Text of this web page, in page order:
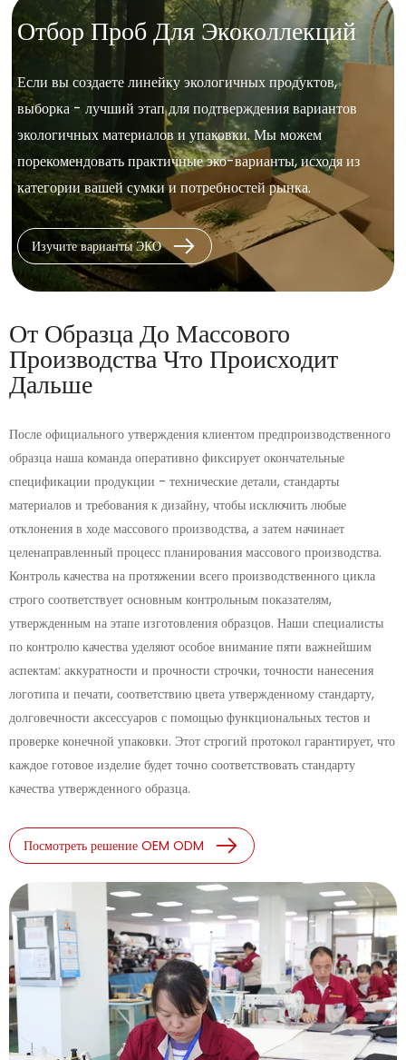
Отбор Проб Для Экоколлекций
Если вы создаете линейку экологичных продуктов,
выборка - лучший этап для подтверждения вариантов
экологичных материалов и упаковки. Мы можем
порекомендовать практичные эко-варианты, исходя из
категории вашей сумки и потребностей рынка.
Изучите варианты ЭКО
От Образца До Массового
Производства Что Происходит
Дальше
После официального утверждения клиентом предпроизводственного
образца наша команда оперативно фиксирует окончательные
спецификации продукции - технические детали, стандарты
материалов и требования к дизайну, чтобы исключить любые
отклонения в ходе массового производства, а затем начинает
целенаправленный процесс планирования массового производства.
Контроль качества на протяжении всего производственного цикла
строго соответствует основным контрольным показателям,
утвержденным на этапе изготовления образцов. Наши специалисты
по контролю качества уделяют особое внимание пяти важнейшим
аспектам: аккуратности и прочности строчки, точности нанесения
логотипа и печати, соответствию цвета утвержденному стандарту,
долговечности аксессуаров с помощью функциональных тестов и
проверке конечной упаковки. Этот строгий протокол гарантирует, что
каждое готовое изделие будет точно соответствовать стандарту
качества утвержденного образца.
Посмотреть решение OEM ODM